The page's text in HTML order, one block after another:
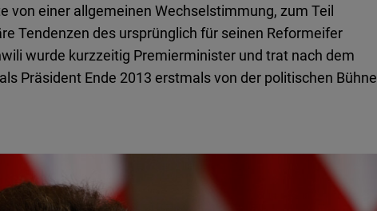
von einer allgemeinen Wechselstimmung, zum Teil
Tendenzen des ursprünglich für seinen Reformeifer
wurde kurzzeitig Premierminister und trat nach dem
Präsident Ende 2013 erstmals von der politischen Bühne